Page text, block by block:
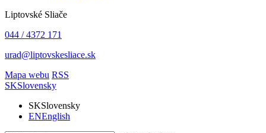
Liptovské Sliače
044 / 4372 171
urad@liptovskesliace.sk
Mapa webu RSS
SKSlovensky
SKSlovensky
ENEnglish